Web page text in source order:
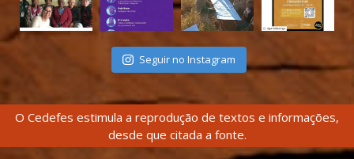
Seguir no Instagram
O Cedefes estimula a reprodução de textos e informações,
desde que citada a fonte.